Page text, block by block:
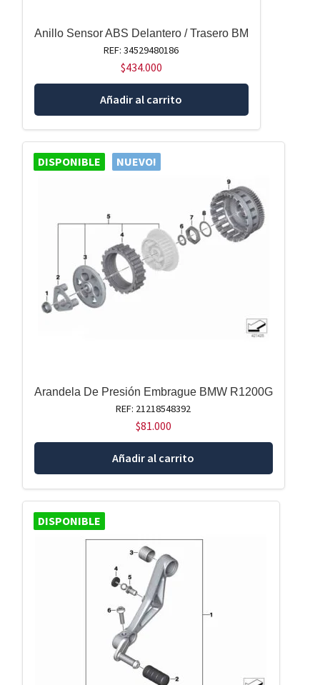
Anillo Sensor ABS Delantero / Trasero BM
REF: 34529480186
$434.000
Añadir al carrito
DISPONIBLE NUEVO!
Arandela De Presión Embrague BMW R1200G
REF: 21218548392
$81.000
Añadir al carrito
DISPONIBLE